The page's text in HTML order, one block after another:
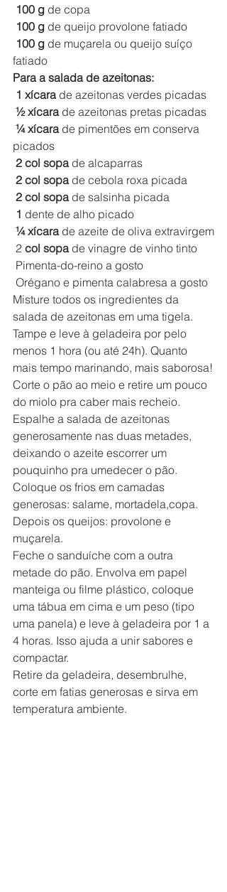
100 g de copa
100 g de queijo provolone fatiado
100 g de muçarela ou queijo suíço
fatiado
Para a salada de azeitonas:
1 xícara de azeitonas verdes picadas
½ xícara de azeitonas pretas picadas
¼ xícara de pimentões em conserva
picados
2 col sopa de alcaparras
2 col sopa de cebola roxa picada
2 col sopa de salsinha picada
1 dente de alho picado
¼ xícara de azeite de oliva extravirgem
2 col sopa de vinagre de vinho tinto
Pimenta-do-reino a gosto
Orégano e pimenta calabresa a gosto
Misture todos os ingredientes da
salada de azeitonas em uma tigela.
Tampe e leve à geladeira por pelo
menos 1 hora (ou até 24h). Quanto
mais tempo marinando, mais saborosa!
Corte o pão ao meio e retire um pouco
do miolo pra caber mais recheio.
Espalhe a salada de azeitonas
generosamente nas duas metades,
deixando o azeite escorrer um
pouquinho pra umedecer o pão.
Coloque os frios em camadas
generosas: salame, mortadela,copa.
Depois os queijos: provolone e
muçarela.
Feche o sanduíche com a outra
metade do pão. Envolva em papel
manteiga ou filme plástico, coloque
uma tábua em cima e um peso (tipo
uma panela) e leve à geladeira por 1 a
4 horas. Isso ajuda a unir sabores e
compactar.
Retire da geladeira, desembrulhe,
corte em fatias generosas e sirva em
temperatura ambiente.